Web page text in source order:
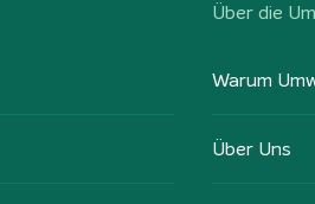
Über die
Warum
Über Uns